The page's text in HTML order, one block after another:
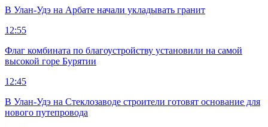
В Улан-Удэ на Арбате начали укладывать гранит
12:55
Флаг комбината по благоустройству установили на самой
высокой горе Бурятии
12:45
В Улан-Удэ на Стеклозаводе строители готовят основание для
нового путепровода